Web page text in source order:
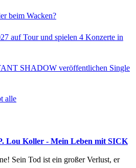
beim Wacken?
auf Tour und spielen 4 Konzerte in
SHADOW veröffentlichen Single
alle
Lou Koller - Mein Leben mit SICK
Sein Tod ist ein großer Verlust, er